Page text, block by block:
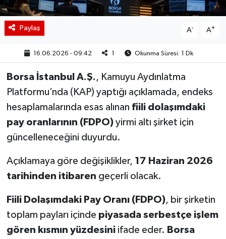
Paylaş A- A+
16.06.2026 - 09:42 1 Okunma Süresi: 1 Dk
Borsa İstanbul A.Ş., Kamuyu Aydınlatma
Platformu’nda (KAP) yaptığı açıklamada, endeks
hesaplamalarında esas alınan fiili dolaşımdaki
pay oranlarının (FDPO)yirmi altı şirket için
güncelleneceğini duyurdu.
Açıklamaya göre değişiklikler, 17 Haziran 2026
tarihinden itibaren geçerli olacak.
Fiili Dolaşımdaki Pay Oranı (FDPO), bir şirketin
toplam payları içinde piyasada serbestçe işlem
gören kısmın yüzdesiniifade eder. Borsa